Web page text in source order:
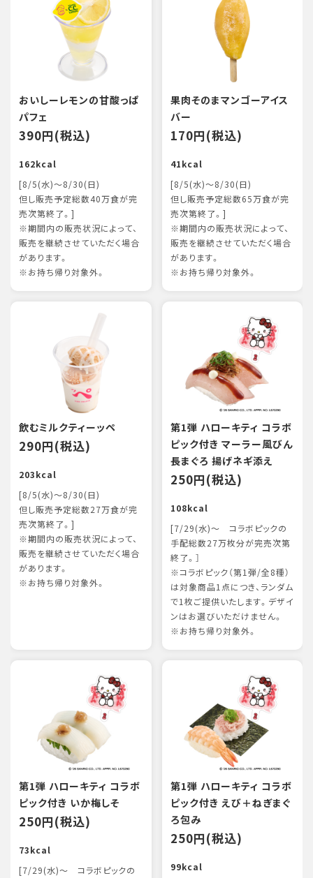
おいしーレモンの甘酸っぱ
パフェ
390円(税込)
162kcal
[8/5(水)～8/30(日)
但し販売予定総数40万食が完
売次第終了。]
※期間内の販売状況によって、
販売を継続させていただく場合
があります。
※お持ち帰り対象外。
果肉そのまマンゴーアイス
バー
170円(税込)
41kcal
[8/5(水)～8/30(日)
但し販売予定総数65万食が完
売次第終了。]
※期間内の販売状況によって、
販売を継続させていただく場合
があります。
※お持ち帰り対象外。
飲むミルクティーッペ
290円(税込)
203kcal
[8/5(水)～8/30(日)
但し販売予定総数27万食が完
売次第終了。]
※期間内の販売状況によって、
販売を継続させていただく場合
があります。
※お持ち帰り対象外。
第1弾 ハローキティ コラボ
ピック付き マーラー風びん
長まぐろ 揚げネギ添え
250円(税込)
108kcal
[7/29(水)～ コラボピックの
手配総数27万枚分が完売次第
終了。］
※コラボピック（第1弾/全8種）
は対象商品1点につき、ランダム
で1枚ご提供いたします。デザイ
ンはお選びいただけません。
※お持ち帰り対象外。
第1弾 ハローキティ コラボ
ピック付き いか梅しそ
250円(税込)
73kcal
[7/29(水)～ コラボピックの
第1弾 ハローキティ コラボ
ピック付き えび＋ねぎまぐ
ろ包み
250円(税込)
99kcal